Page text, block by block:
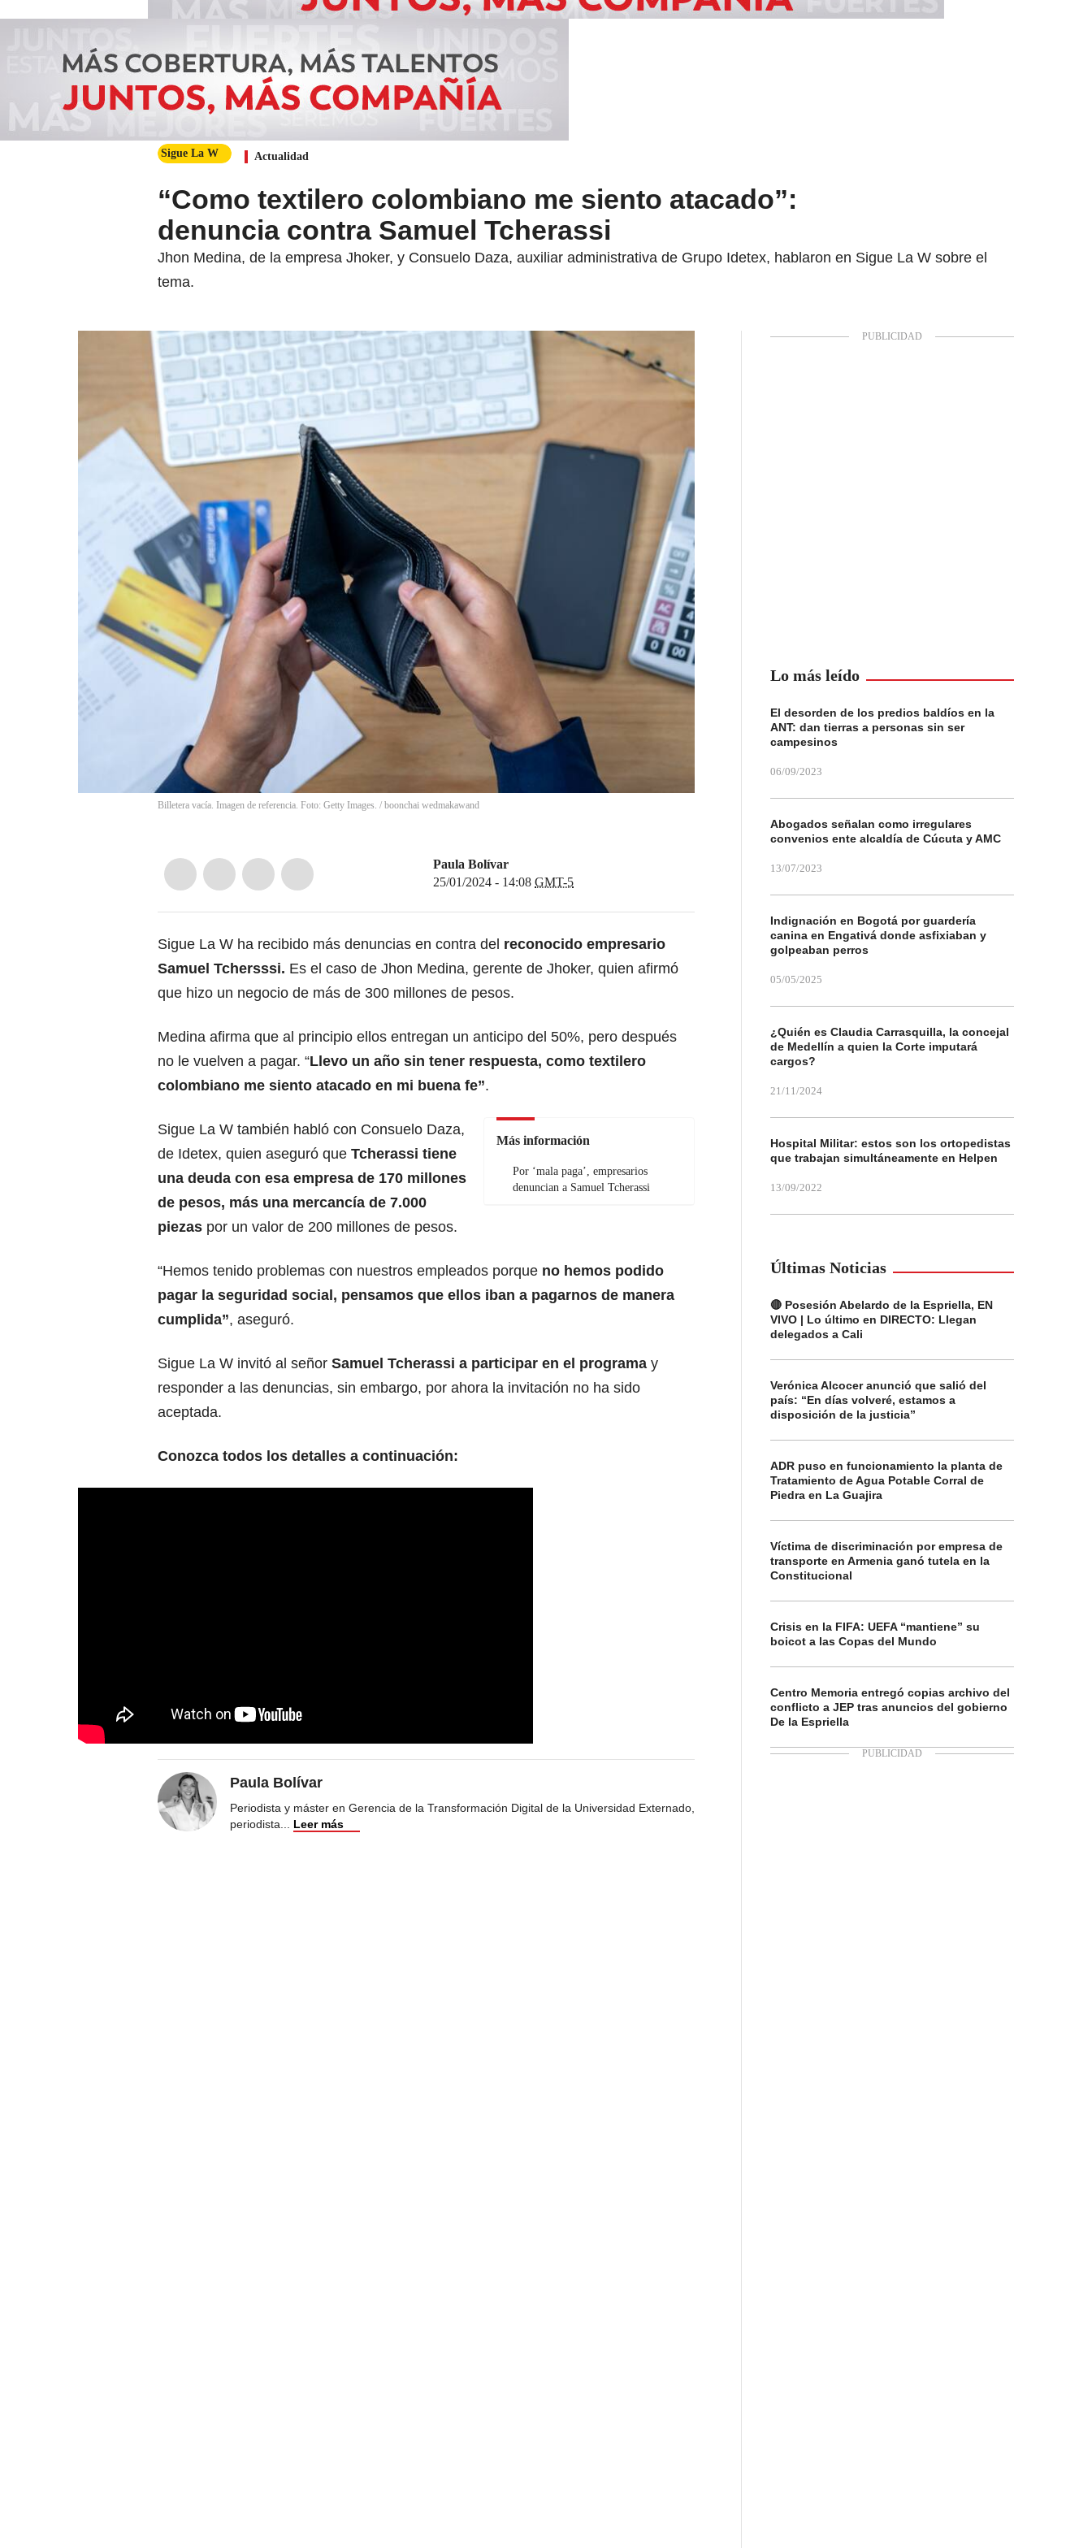
Sigue La W Actualidad
“Como textilero colombiano me siento atacado”:
denuncia contra Samuel Tcherassi
Jhon Medina, de la empresa Jhoker, y Consuelo Daza, auxiliar administrativa de Grupo Idetex, hablaron en Sigue La W sobre el
tema.
Billetera vacía. Imagen de referencia. Foto: Getty Images. / boonchai wedmakawand
Paula Bolívar
25/01/2024 - 14:08 GMT-5
Sigue La W ha recibido más denuncias en contra del reconocido empresario
Samuel Tchersssi. Es el caso de Jhon Medina, gerente de Jhoker, quien afirmó
que hizo un negocio de más de 300 millones de pesos.
Medina afirma que al principio ellos entregan un anticipo del 50%, pero después
no le vuelven a pagar. “Llevo un año sin tener respuesta, como textilero
colombiano me siento atacado en mi buena fe”.
Más información
Por ‘mala paga’, empresarios
denuncian a Samuel Tcherassi
Sigue La W también habló con Consuelo Daza,
de Idetex, quien aseguró que Tcherassi tiene
una deuda con esa empresa de 170 millones
de pesos, más una mercancía de 7.000
piezas por un valor de 200 millones de pesos.
“Hemos tenido problemas con nuestros empleados porque no hemos podido
pagar la seguridad social, pensamos que ellos iban a pagarnos de manera
cumplida”, aseguró.
Sigue La W invitó al señor Samuel Tcherassi a participar en el programa y
responder a las denuncias, sin embargo, por ahora la invitación no ha sido
aceptada.
Conozca todos los detalles a continuación:
Paula Bolívar
Periodista y máster en Gerencia de la Transformación Digital de la Universidad Externado,
periodista... Leer más
Lo más leído
El desorden de los predios baldíos en la
ANT: dan tierras a personas sin ser
campesinos
06/09/2023
Abogados señalan como irregulares
convenios ente alcaldía de Cúcuta y AMC
13/07/2023
Indignación en Bogotá por guardería
canina en Engativá donde asfixiaban y
golpeaban perros
05/05/2025
¿Quién es Claudia Carrasquilla, la concejal
de Medellín a quien la Corte imputará
cargos?
21/11/2024
Hospital Militar: estos son los ortopedistas
que trabajan simultáneamente en Helpen
13/09/2022
Últimas Noticias
🔴 Posesión Abelardo de la Espriella, EN
VIVO | Lo último en DIRECTO: Llegan
delegados a Cali
Verónica Alcocer anunció que salió del
país: “En días volveré, estamos a
disposición de la justicia”
ADR puso en funcionamiento la planta de
Tratamiento de Agua Potable Corral de
Piedra en La Guajira
Víctima de discriminación por empresa de
transporte en Armenia ganó tutela en la
Constitucional
Crisis en la FIFA: UEFA “mantiene” su
boicot a las Copas del Mundo
Centro Memoria entregó copias archivo del
conflicto a JEP tras anuncios del gobierno
De la Espriella